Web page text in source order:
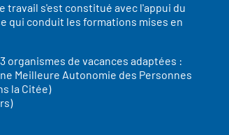
travail s'est constitué avec l'appui du
qui conduit les formations mises en
organismes de vacances adaptées :
Meilleure Autonomie des Personnes
la Citée)